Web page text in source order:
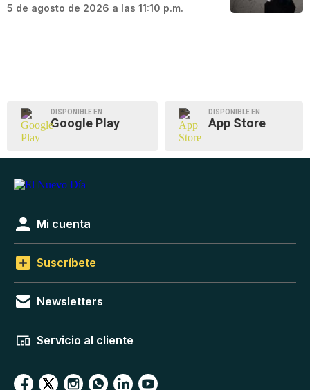
5 de agosto de 2026 a las 11:10 p.m.
DISPONIBLE EN
Google Play
DISPONIBLE EN
App Store
Mi cuenta
Suscríbete
Newsletters
Servicio al cliente